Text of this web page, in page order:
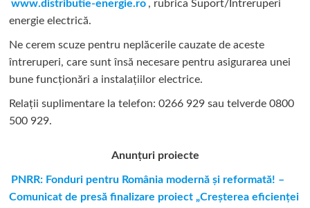
www.distributie-energie.ro , rubrica Suport/Întreruperi
energie electrică.
Ne cerem scuze pentru neplăcerile cauzate de aceste
întreruperi, care sunt însă necesare pentru asigurarea unei
bune funcționări a instalațiilor electrice.
Relații suplimentare la tel efon: 0266 929 sau telverde 0800
500 929.
Anunțuri proiecte
PNRR: Fonduri pentru România modernă şi reformată! –
Comunicat de presă finalizare proiect „Creşterea eficienţei